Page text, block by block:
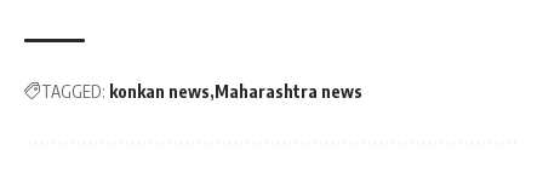
TAGGED: konkan news Maharashtra news